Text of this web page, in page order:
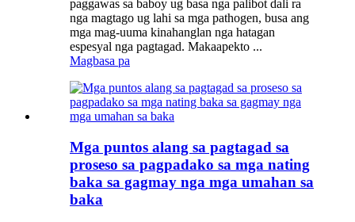
paggawas sa baboy ug basa nga palibot dali ra
nga magtago ug lahi sa mga pathogen, busa ang
mga mag-uuma kinahanglan nga hatagan
espesyal nga pagtagad. Makaapekto ...
Magbasa pa
Mga puntos alang sa pagtagad sa
proseso sa pagpadako sa mga nating
baka sa gagmay nga mga umahan sa
baka